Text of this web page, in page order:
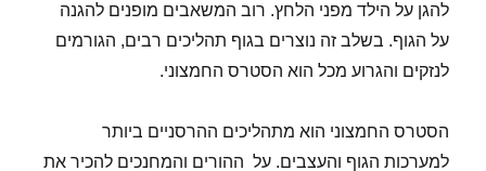
להגן על הילד מפני הלחץ. רוב המשאבים מופנים להגנה
על הגוף. בשלב זה נוצרים בגוף תהליכים רבים, הגורמים
לנזקים והגרוע מכל הוא הסטרס החמצוני.
הסטרס החמצוני הוא מתהליכים ההרסניים ביותר
למערכות הגוף והעצבים. על ההורים והמחנכים להכיר את